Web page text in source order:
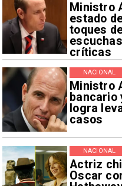
Ministro
estado
toques
críticas
Ministro
bancario
logra
casos
NACIONAL
Actriz
Oscar
NACIONAL